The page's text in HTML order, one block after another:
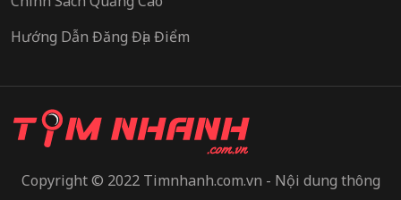
Hướng Dẫn Đăng Địa Điểm
Copyright © 2022 Timnhanh.com.vn - Nội dung thông